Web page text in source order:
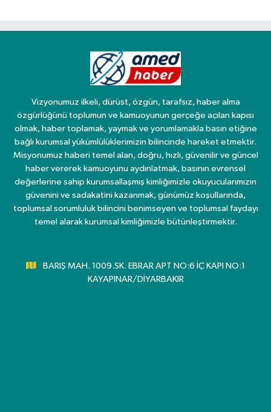
Vizyonumuz ilkeli, dürüst, özgün, tarafsız, haber alma
özgürlüğünü toplumun ve kamuoyunun gerçeğe açılan kapısı
olmak, haber toplamak, yaymak ve yorumlamakla basın etiğine
bağlı kurumsal yükümlülüklerimizin bilincinde hareket etmektir.
Misyonumuz haberi temel alan, doğru, hızlı, güvenilir ve güncel
haber vererek kamuoyunu aydınlatmak, basının evrensel
değerlerine sahip kurumsallaşmış kimliğimizle okuyucularımızın
güvenini ve sadakatini kazanmak, günümüz koşullarında,
toplumsal sorumluluk bilincini benimseyen ve toplumsal faydayı
temel alarak kurumsal kimliğimizle bütünleştirmektir.
BARIŞ MAH. 1009.SK. EBRAR APT NO:6 İÇ KAPI NO:1
KAYAPINAR/DİYARBAKIR